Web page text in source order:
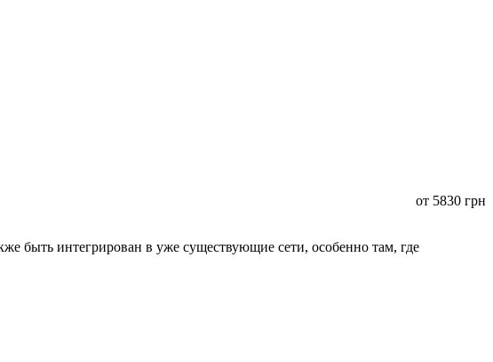
от 5830 грн
быть интегрирован в уже существующие сети, особенно там, где